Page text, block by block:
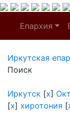
Епархия
Иркутская
Поиск
Иркутск [x]
[x] хиротония [